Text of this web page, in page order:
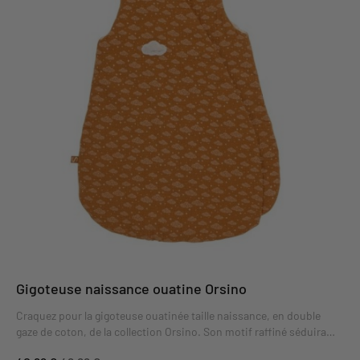
Gigoteuse naissance ouatine Orsino
Craquez pour la gigoteuse ouatinée taille naissance, en double
gaze de coton, de la collection Orsino. Son motif raffiné séduira